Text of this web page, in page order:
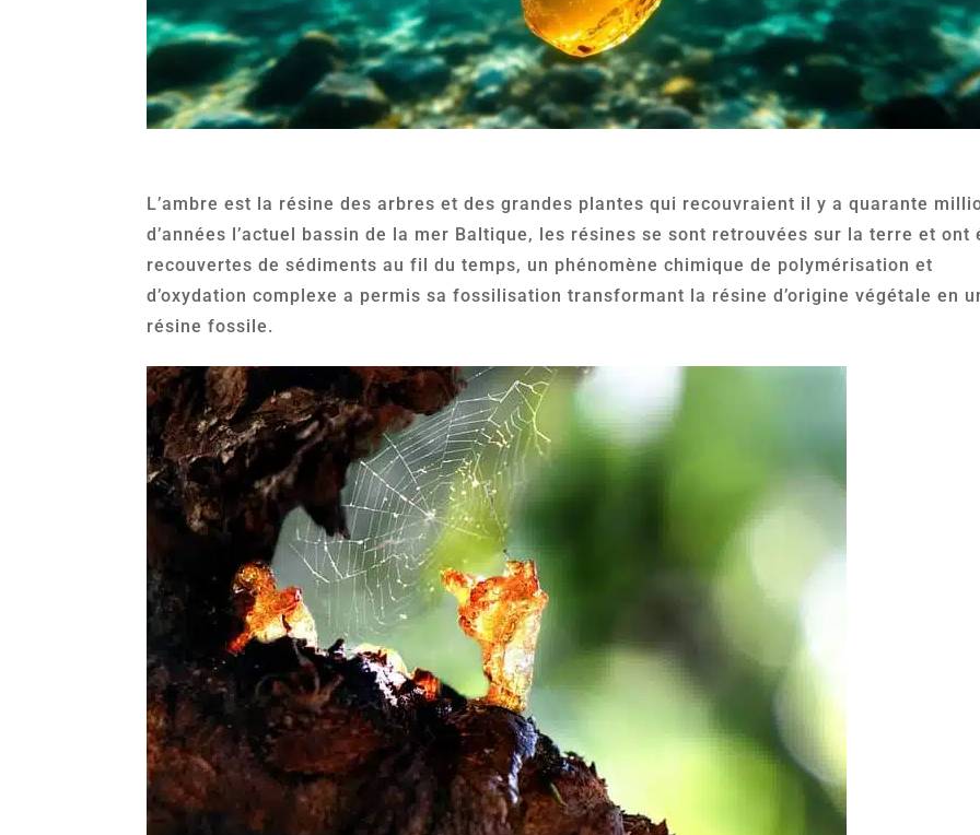
L’ambre est la résine des arbres et des grandes plantes qui recouvraient il y a quarante
d’années l’actuel bassin de la mer Baltique, les résines se sont retrouvées sur la terre et ont
recouvertes de sédiments au fil du temps, un phénomène chimique de polymérisation et
d’oxydation complexe a permis sa fossilisation transformant la résine d’origine végétale en
résine fossile.